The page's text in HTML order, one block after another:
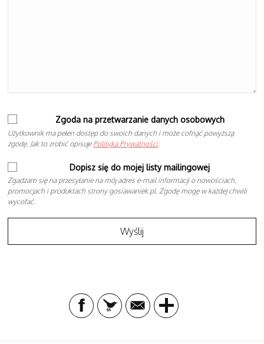
Zgoda na przetwarzanie danych osobowych
Użytkownik ma pełen dostęp do swoich danych i może cofnąć powyższą
zgodę. Jak to zrobić opisuje Polityka Prywatności.
Dopisz się do mojej listy mailingowej
Zgadzam się na przesyłanie na mój adres e-mail informacji o nowościach,
promocjach i produktach strony gosiawaniek.pl. Zgodę mogę w każdej chwili
wycofać.